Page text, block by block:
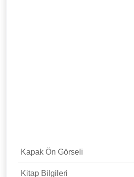
Kapak Ön Görseli
Kitap Bilgileri